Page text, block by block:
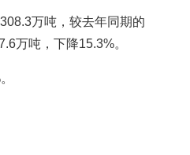
万吨，较去年同期的
万吨，下降15.3%。